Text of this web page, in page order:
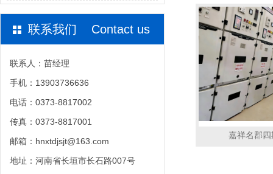
联系我们 Contact us
联系人：苗经理
手机：13903736636
电话：0373-8817002
传真：0373-8817001
邮箱：hnxtdjsjt@163.com
地址：河南省长垣市长石路007号
嘉祥名郡